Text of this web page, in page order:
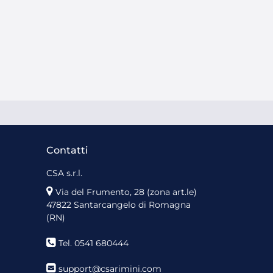
Contatti
CSA s.r.l.
Via del Frumento, 28 (zona art.le)
47822 Santarcangelo di Romagna
(RN)
Tel. 0541 680444
support@csarimini.com